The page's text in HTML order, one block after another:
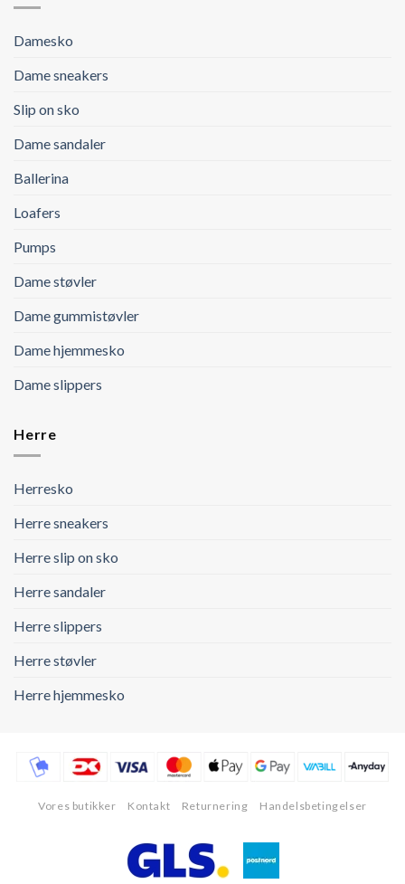
Damesko
Dame sneakers
Slip on sko
Dame sandaler
Ballerina
Loafers
Pumps
Dame støvler
Dame gummistøvler
Dame hjemmesko
Dame slippers
Herre
Herresko
Herre sneakers
Herre slip on sko
Herre sandaler
Herre slippers
Herre støvler
Herre hjemmesko
Vores butikker Kontakt Returnering Handelsbetingelser